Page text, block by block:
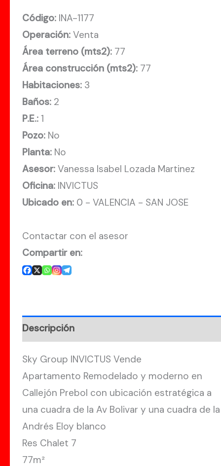
Código: INA-1177
Operación: Venta
Área terreno (mts2): 77
Área construcción (mts2): 77
Habitaciones: 3
Baños: 2
P.E.: 1
Pozo: No
Planta: No
Asesor: Vanessa Isabel Lozada Martinez
Oficina: INVICTUS
Ubicado en: 0 - VALENCIA - SAN JOSE
Contactar con el asesor
Compartir en:
Descripción
Sky Group INVICTUS Vende
Apartamento Remodelado y moderno en
Callejón Prebol con ubicación estratégica a
una cuadra de la Av Bolivar y una cuadra de la
Andrés Eloy blanco
Res Chalet 7
77m²